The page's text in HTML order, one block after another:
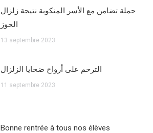
حملة تضامن مع الأسر المنكوبة نتيجة زلزال
الحوز
13 septembre 2023
الترحم على أرواح ضحايا الزلزال
11 septembre 2023
Bonne rentrée à tous nos élèves